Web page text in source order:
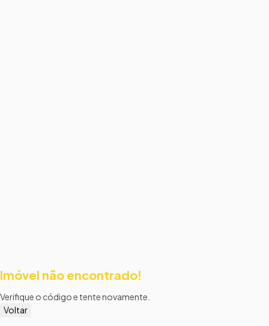
Imóvel não encontrado!
Verifique o código e tente novamente.
Voltar